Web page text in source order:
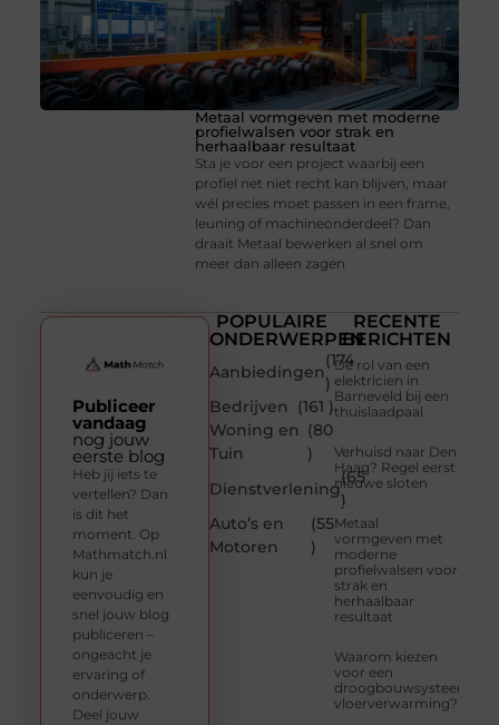
Metaal vormgeven met moderne
profielwalsen voor strak en
herhaalbaar resultaat
Sta je voor een project waarbij een
profiel net niet recht kan blijven, maar
wél precies moet passen in een frame,
leuning of machineonderdeel? Dan
draait Metaal bewerken al snel om
meer dan alleen zagen
POPULAIRE
ONDERWERPEN
Aanbiedingen
(174
)
Bedrijven
(161 )
Woning en
Tuin
(80
)
Dienstverlening
(65
)
Auto’s en
Motoren
(55
)
RECENTE
BERICHTEN
De rol van een
elektricien in
Barneveld bij een
thuislaadpaal
Verhuisd naar Den
Haag? Regel eerst
nieuwe sloten
Metaal
vormgeven met
moderne
profielwalsen voor
strak en
herhaalbaar
resultaat
Waarom kiezen
voor een
droogbouwsysteem
vloerverwarming?
Publiceer
vandaag
nog jouw
eerste blog
Heb jij iets te
vertellen? Dan
is dit het
moment. Op
Mathmatch.nl
kun je
eenvoudig en
snel jouw blog
publiceren –
ongeacht je
ervaring of
onderwerp.
Deel jouw